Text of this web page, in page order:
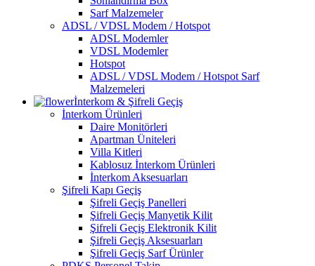
Sarf Malzemeler
ADSL / VDSL Modem / Hotspot
ADSL Modemler
VDSL Modemler
Hotspot
ADSL / VDSL Modem / Hotspot Sarf
Malzemeleri
İnterkom & Şifreli Geçiş
İnterkom Ürünleri
Daire Monitörleri
Apartman Üniteleri
Villa Kitleri
Kablosuz İnterkom Ürünleri
İnterkom Aksesuarları
Şifreli Kapı Geçiş
Şifreli Geçiş Panelleri
Şifreli Geçiş Manyetik Kilit
Şifreli Geçiş Elektronik Kilit
Şifreli Geçiş Aksesuarları
Şifreli Geçiş Sarf Ürünler